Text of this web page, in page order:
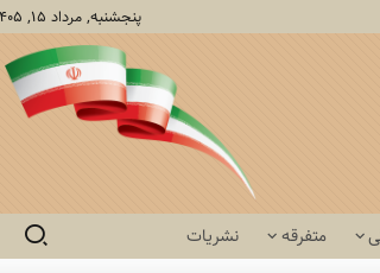
پنجشنبه, مرداد ۱۵, ۱۴۰۵
متفرقه نشریات